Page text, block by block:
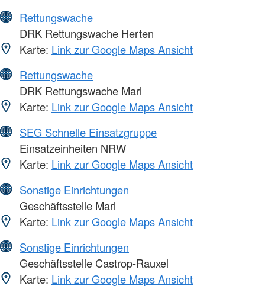
Rettungswache
DRK Rettungswache Herten
Karte: Link zur Google Maps Ansicht
Rettungswache
DRK Rettungswache Marl
Karte: Link zur Google Maps Ansicht
SEG Schnelle Einsatzgruppe
Einsatzeinheiten NRW
Karte: Link zur Google Maps Ansicht
Sonstige Einrichtungen
Geschäftsstelle Marl
Karte: Link zur Google Maps Ansicht
Sonstige Einrichtungen
Geschäftsstelle Castrop-Rauxel
Karte: Link zur Google Maps Ansicht